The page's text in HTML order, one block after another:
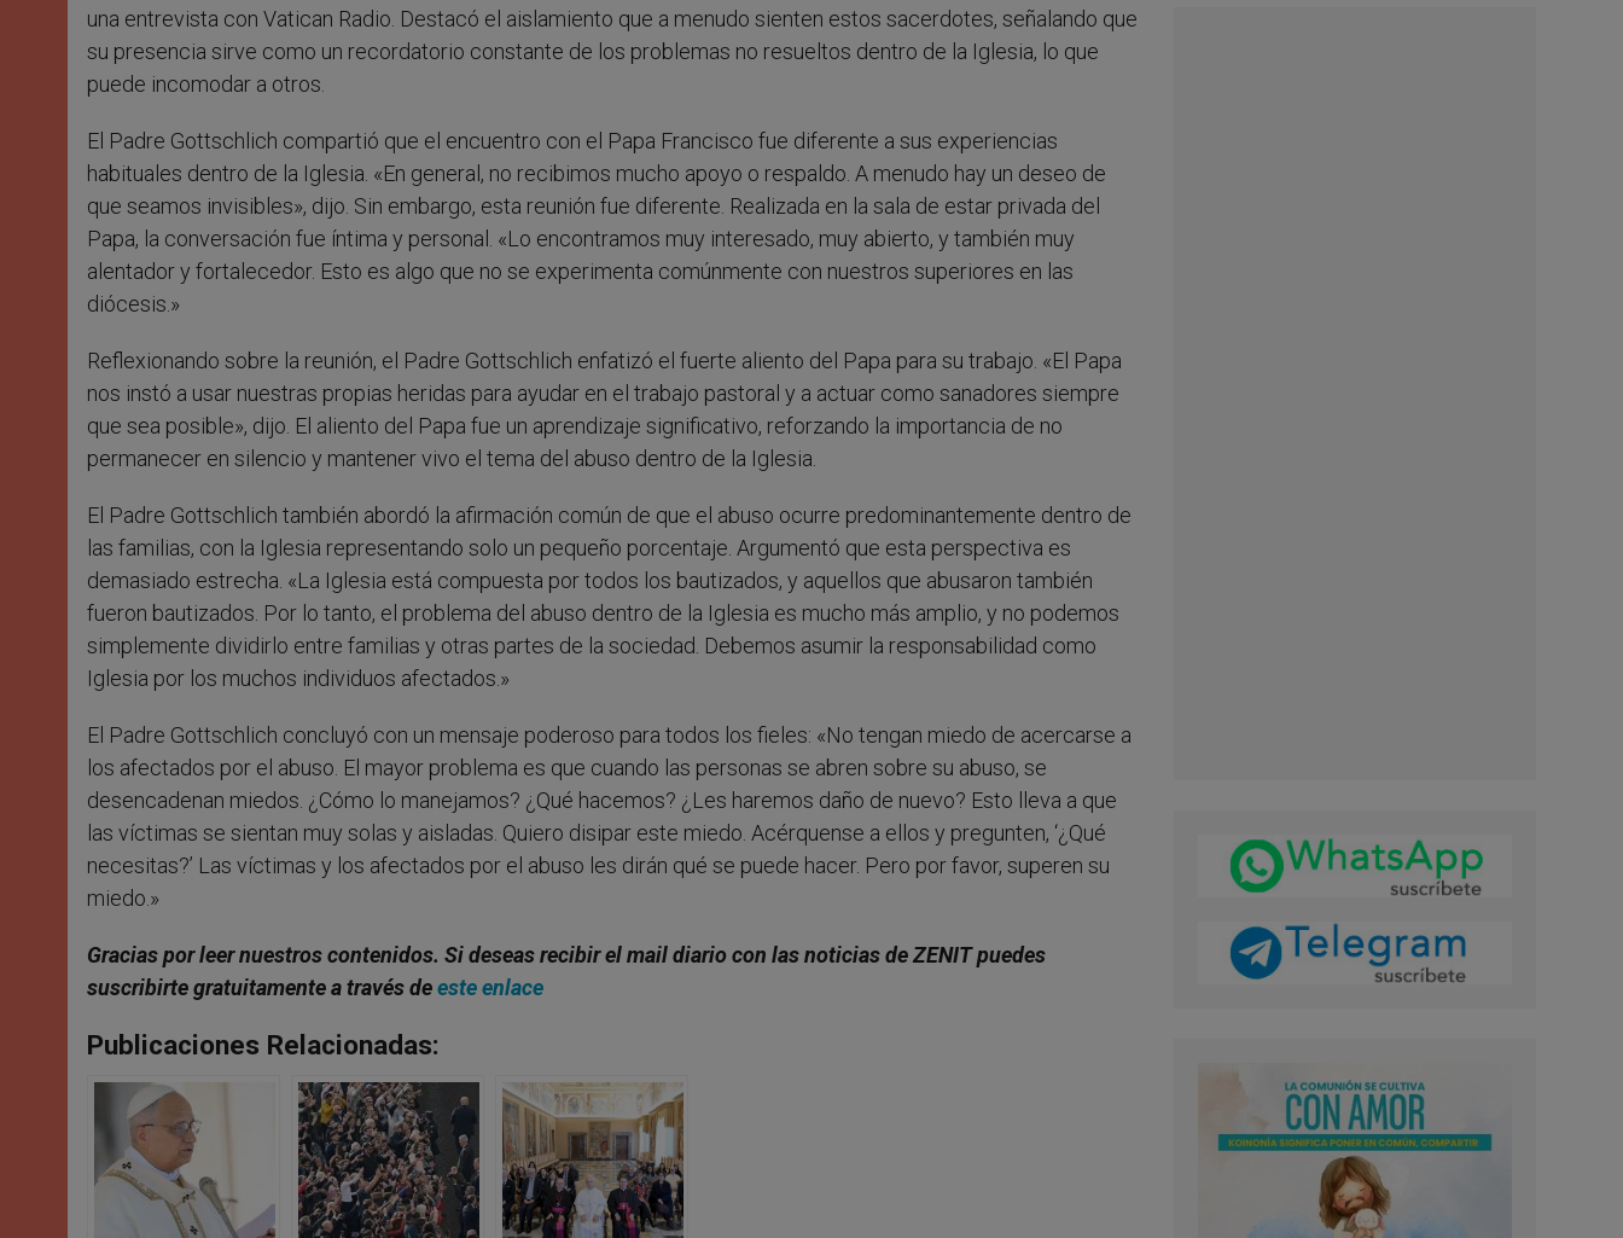
una entrevista con Vatican Radio. Destacó el aislamiento que a menudo sienten estos sacerdotes, señalando que
su presencia sirve como un recordatorio constante de los problemas no resueltos dentro de la Iglesia, lo que
puede incomodar a otros.
El Padre Gottschlich compartió que el encuentro con el Papa Francisco fue diferente a sus experiencias
habituales dentro de la Iglesia. «En general, no recibimos mucho apoyo o respaldo. A menudo hay un deseo de
que seamos invisibles», dijo. Sin embargo, esta reunión fue diferente. Realizada en la sala de estar privada del
Papa, la conversación fue íntima y personal. «Lo encontramos muy interesado, muy abierto, y también muy
alentador y fortalecedor. Esto es algo que no se experimenta comúnmente con nuestros superiores en las
diócesis.»
Reflexionando sobre la reunión, el Padre Gottschlich enfatizó el fuerte aliento del Papa para su trabajo. «El Papa
nos instó a usar nuestras propias heridas para ayudar en el trabajo pastoral y a actuar como sanadores siempre
que sea posible», dijo. El aliento del Papa fue un aprendizaje significativo, reforzando la importancia de no
permanecer en silencio y mantener vivo el tema del abuso dentro de la Iglesia.
El Padre Gottschlich también abordó la afirmación común de que el abuso ocurre predominantemente dentro de
las familias, con la Iglesia representando solo un pequeño porcentaje. Argumentó que esta perspectiva es
demasiado estrecha. «La Iglesia está compuesta por todos los bautizados, y aquellos que abusaron también
fueron bautizados. Por lo tanto, el problema del abuso dentro de la Iglesia es mucho más amplio, y no podemos
simplemente dividirlo entre familias y otras partes de la sociedad. Debemos asumir la responsabilidad como
Iglesia por los muchos individuos afectados.»
El Padre Gottschlich concluyó con un mensaje poderoso para todos los fieles: «No tengan miedo de acercarse a
los afectados por el abuso. El mayor problema es que cuando las personas se abren sobre su abuso, se
desencadenan miedos. ¿Cómo lo manejamos? ¿Qué hacemos? ¿Les haremos daño de nuevo? Esto lleva a que
las víctimas se sientan muy solas y aisladas. Quiero disipar este miedo. Acérquense a ellos y pregunten, ‘¿Qué
necesitas?’ Las víctimas y los afectados por el abuso les dirán qué se puede hacer. Pero por favor, superen su
miedo.»
Gracias por leer nuestros contenidos. Si deseas recibir el mail diario con las noticias de ZENIT puedes
suscribirte gratuitamente a través deeste enlace
Publicaciones Relacionadas: